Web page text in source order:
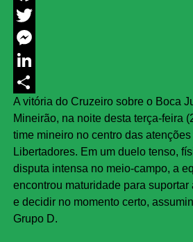
Facebook
Twitter
Messenger
LinkedIn
Share
A vitória do Cruzeiro sobre o Boca
Mineirão, na noite desta terça-feira
time mineiro no centro das
Libertadores. Em um duelo tenso,
disputa intensa no meio-campo, a
encontrou maturidade para suportar
e decidir no momento certo,
Grupo D.